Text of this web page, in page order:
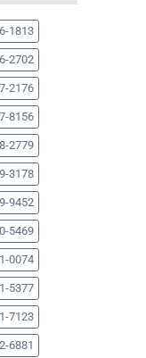
1813
2702
2176
8156
2779
3178
9452
5469
0074
5377
7123
6881